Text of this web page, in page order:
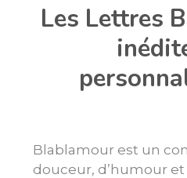
Les Lettres
Blablamour est un
douceur, d’humour